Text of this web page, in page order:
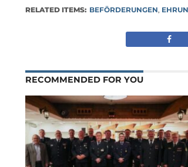
RELATED ITEMS: BEFÖRDERUNGEN,
RECOMMENDED FOR YOU